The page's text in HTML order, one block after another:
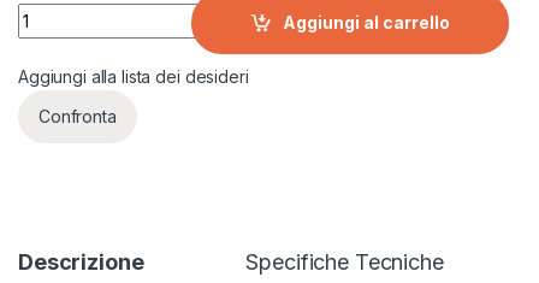
BOSCH PNP6B6K40 Piano cottura a gas 4 fuochi quantity
Aggiungi al carrello
Aggiungi alla lista dei desideri
Confronta
Descrizione Specifiche Tecniche